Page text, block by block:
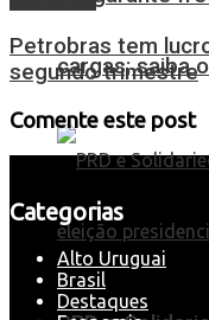
cargas; saiba
Petrobras tem
segundo trimestre
Comente este post
Categorias
Alto Uruguai
Brasil
Destaques